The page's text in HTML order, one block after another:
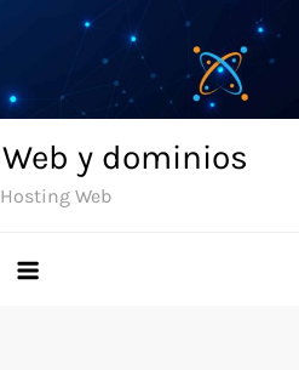
y dominios
Web